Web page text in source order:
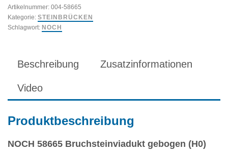
Menge
Artikelnummer: 004-58665
Kategorie: STEINBRÜCKEN
Schlagwort: NOCH
Beschreibung Zusatzinformationen
Video
Produktbeschreibung
NOCH 58665 Bruchsteinviadukt gebogen (H0)